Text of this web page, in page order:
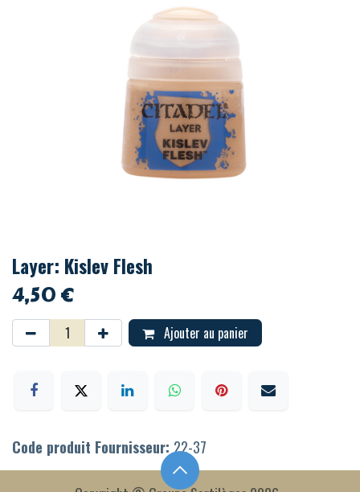
Layer: Kislev Flesh
4,50€
Ajouter au panier
Code produit Fournisseur:22-37